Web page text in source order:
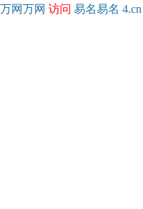
万网万网 访问 易名易名 4.cn